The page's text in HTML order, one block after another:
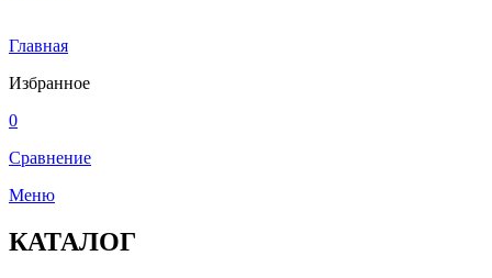
Главная
Избранное
0
Сравнение
Меню
КАТАЛОГ